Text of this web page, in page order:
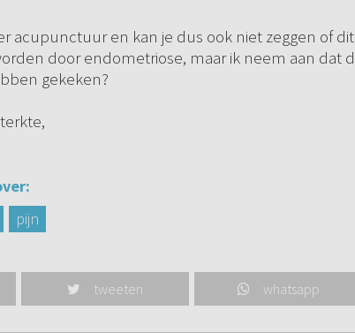
acupunctuur en kan je dus ook niet zeggen of
door endometriose, maar ik neem aan dat
gekeken?
pijn
tweeten whatsapp